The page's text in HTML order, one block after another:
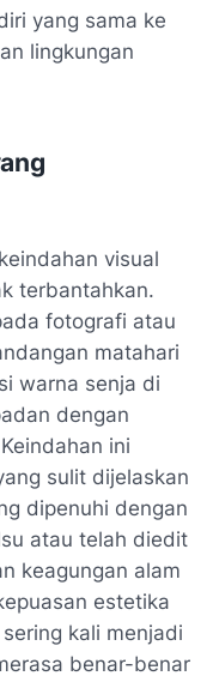
yang sama ke
lingkungan
visual
terbantahkan.
fotografi atau
matahari
warna senja di
dengan
ini
sulit dijelaskan
dipenuhi dengan
atau telah diedit
keagungan alam
estetika
kali menjadi
benar-benar